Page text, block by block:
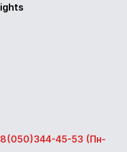
45-53 (Пн-